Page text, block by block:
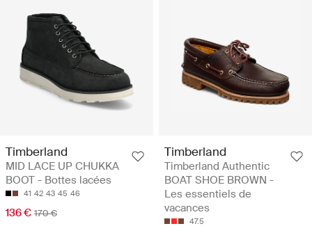
Timberland
MID LACE UP CHUKKA
BOOT - Bottes lacées
41 42 43 45 46
136 € 170 €
Timberland
Timberland Authentic
BOAT SHOE BROWN -
Les essentiels de
vacances
47.5